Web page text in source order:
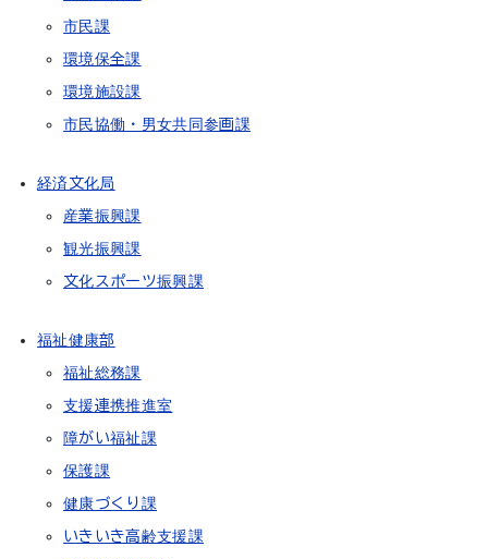
市民課
環境保全課
環境施設課
市民協働・男女共同参画課
経済文化局
産業振興課
観光振興課
文化スポーツ振興課
福祉健康部
福祉総務課
支援連携推進室
障がい福祉課
保護課
健康づくり課
いきいき高齢支援課